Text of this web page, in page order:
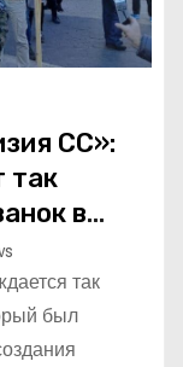
СС»:
так
в
так
был